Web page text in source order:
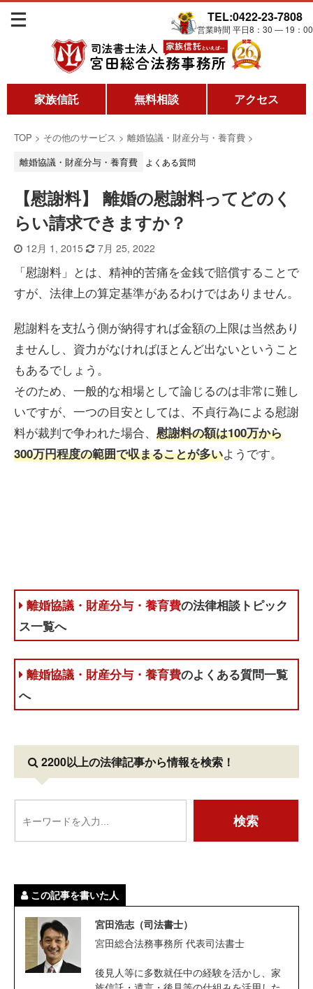
TEL:0422-23-7808
営業時間 平日8：30 ― 19：00
家族信託 無料相談 アクセス
TOP > その他のサービス > 離婚協議・財産分与・養育費 >
離婚協議・財産分与・養育費
よくある質問
【慰謝料】 離婚の慰謝料ってどのく
らい請求できますか？
12月 1, 2015 7月 25, 2022
「慰謝料」とは、精神的苦痛を金銭で賠償することで
すが、法律上の算定基準があるわけではありません。
慰謝料を支払う側が納得すれば金額の上限は当然あり
ませんし、資力がなければほとんど出ないということ
もあるでしょう。
そのため、一般的な相場として論じるのは非常に難し
いですが、一つの目安としては、不貞行為による慰謝
料が裁判で争われた場合、 慰謝料の額は100万から
300万円程度の範囲で収まることが多いようです。
離婚協議・財産分与・養育費の法律相談トピック
ス一覧へ
離婚協議・財産分与・養育費のよくある質問一覧
へ
2200以上の法律記事から情報を検索！
この記事を書いた人
宮田浩志（司法書士）
宮田総合法務事務所 代表司法書士
後見人等に多数就任中の経験を活かし、家